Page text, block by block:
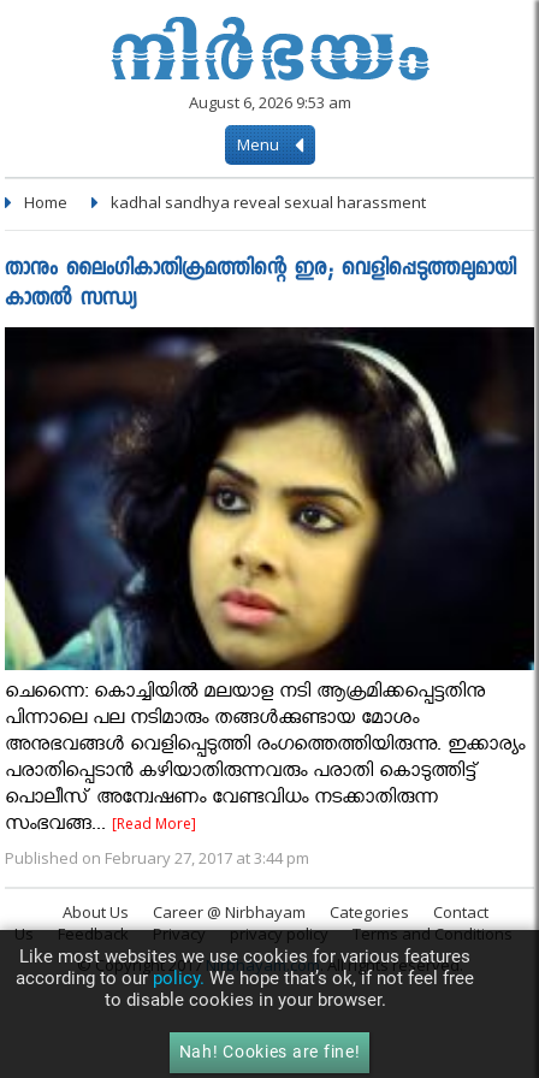
August 6, 2026 9:53 am
Menu
Home kadhal sandhya reveal sexual harassment
താനും ലൈംഗികാതിക്രമത്തിന്റെ ഇര; വെളിപ്പെടുത്തലുമായി
കാതല്‍ സന്ധ്യ
ചെന്നൈ: കൊച്ചിയില്‍ മലയാള നടി ആക്രമിക്കപ്പെട്ടതിനു
പിന്നാലെ പല നടിമാരും തങ്ങള്‍ക്കുണ്ടായ മോശം
അനുഭവങ്ങള്‍ വെളിപ്പെടുത്തി രംഗത്തെത്തിയിരുന്നു. ഇക്കാര്യം
പരാതിപ്പെടാന്‍ കഴിയാതിരുന്നവരും പരാതി കൊടുത്തിട്ട്
പൊലീസ് അന്വേഷണം വേണ്ടവിധം നടക്കാതിരുന്ന
സംഭവങ്ങ...[Read More]
Published on February 27, 2017 at 3:44 pm
About Us Career @ Nirbhayam Categories
Contact
Us
Feedback Privacy privacy policy
Terms and Conditions
© Copyright 2017Nirbhayam.com. All rights reserved.
Like most websites we use cookies for various features
according to ourpolicy.We hope that’s ok, if not feel free
to disable cookies in your browser.
Nah! Cookies are fine!